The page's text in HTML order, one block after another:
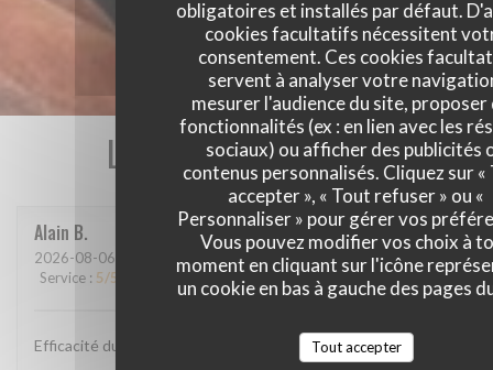
obligatoires et installés par défaut.
cookies facultatifs nécessitent
consentement. Ces cookies
servent à analyser votre
mesurer l'audience du site, proposer
fonctionnalités (ex : en lien avec les
sociaux) ou afficher des publicités
contenus personnalisés. Cliquez sur «
accepter », « Tout refuser » ou «
Personnaliser » pour gérer vos
Vous pouvez modifier vos choix à
moment en cliquant sur l'icône
un cookie en bas à gauche des pages
Tout accepter
Les avis de nos clients
Alain B
2026-08-06 - 12:00 - Couverts 2
Service : 5/5 Ambiance:4/5 Cuisine :4/5 Qualité / Prix: 4/5
Efficacité du personnel, plats goûteux